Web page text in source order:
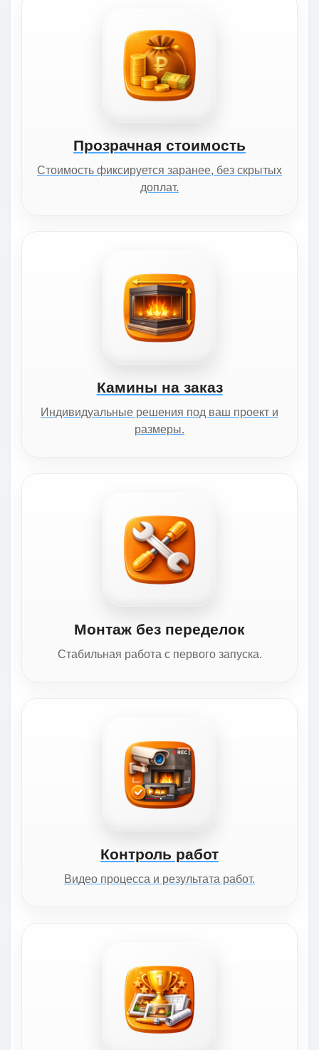
Прозрачная стоимость
Стоимость фиксируется заранее, без скрытых
доплат.
Камины на заказ
Индивидуальные решения под ваш проект и
размеры.
Монтаж без переделок
Стабильная работа с первого запуска.
Контроль работ
Видео процесса и результата работ.